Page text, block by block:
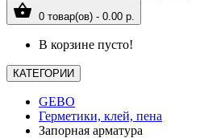
0 товар(ов) - 0.00 р.
В корзине пусто!
КАТЕГОРИИ
GEBO
Герметики, клей, пена
Запорная арматура